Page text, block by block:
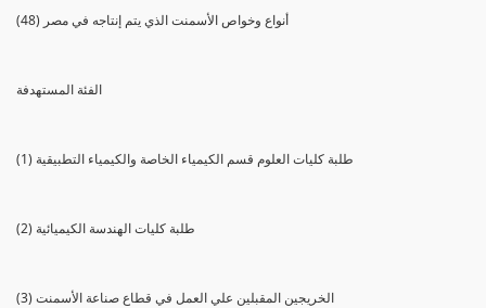
(48) أنواع وخواص الأسمنت الذي يتم إنتاجه في مصر
الفئة المستهدفة
(1) طلبة كليات العلوم قسم الكيمياء الخاصة والكيمياء التطبيقية
(2) طلبة كليات الهندسة الكيميائية
(3) الخريجين المقبلين علي العمل في قطاع صناعة الأسمنت